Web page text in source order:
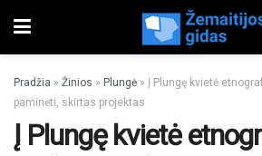
Pradžia » Žinios » Plungė » Į Plungę kvietė
paminėti, skirtas projektas
Į Plungę kvietė